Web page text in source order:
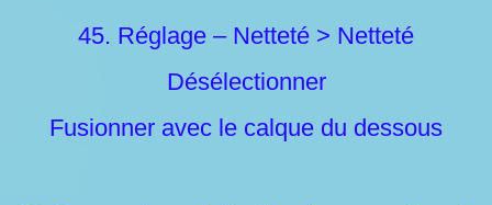
45. Réglage – Netteté > Netteté
Désélectionner
Fusionner avec le calque du dessous